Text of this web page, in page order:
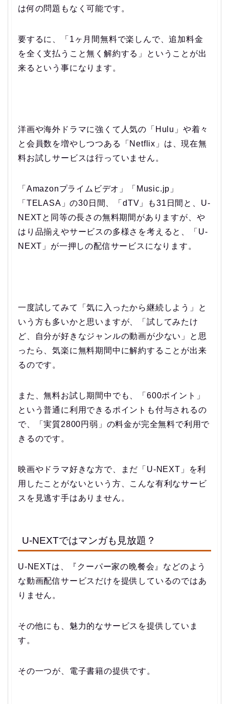
は何の問題もなく可能です。
要するに、「1ヶ月間無料で楽しんで、追加料金
を全く支払うこと無く解約する」ということが出
来るという事になります。
洋画や海外ドラマに強くて人気の「Hulu」や着々
と会員数を増やしつつある「Netflix」は、現在無
料お試しサービスは行っていません。
「Amazonプライムビデオ」「Music.jp」
「TELASA」の30日間、「dTV」も31日間と、U-
NEXTと同等の長さの無料期間がありますが、や
はり品揃えやサービスの多様さを考えると、「U-
NEXT」が一押しの配信サービスになります。
一度試してみて「気に入ったから継続しよう」と
いう方も多いかと思いますが、「試してみたけ
ど、自分が好きなジャンルの動画が少ない」と思
ったら、気楽に無料期間中に解約することが出来
るのです。
また、無料お試し期間中でも、「600ポイント」
という普通に利用できるポイントも付与されるの
で、「実質2800円弱」の料金が完全無料で利用で
きるのです。
映画やドラマ好きな方で、まだ「U-NEXT」を利
用したことがないという方、こんな有利なサービ
スを見逃す手はありません。
U-NEXTではマンガも見放題？
U-NEXTは、『クーパー家の晩餐会』などのよう
な動画配信サービスだけを提供しているのではあ
りません。
その他にも、魅力的なサービスを提供していま
す。
その一つが、電子書籍の提供です。